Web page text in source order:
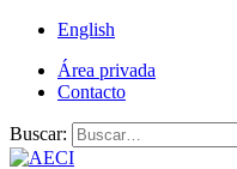
English
Área privada
Contacto
Buscar: